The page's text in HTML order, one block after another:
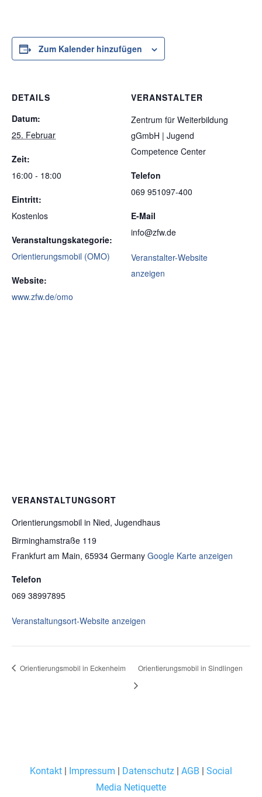
Zum Kalender hinzufügen
DETAILS
Datum:
25. Februar
Zeit:
16:00 - 18:00
Eintritt:
Kostenlos
Veranstaltungskategorie:
Orientierungsmobil (OMO)
Website:
www.zfw.de/omo
VERANSTALTER
Zentrum für Weiterbildung
gGmbH | Jugend
Competence Center
Telefon
069 951097-400
E-Mail
info@zfw.de
Veranstalter-Website
anzeigen
VERANSTALTUNGSORT
Orientierungsmobil in Nied, Jugendhaus
Birminghamstraße 119
Frankfurt am Main, 65934 Germany Google Karte anzeigen
Telefon
069 38997895
Veranstaltungsort-Website anzeigen
Orientierungsmobil in Eckenheim Orientierungsmobil in Sindlingen
Kontakt| Impressum | Datenschutz| AGB | Social
Media Netiquette